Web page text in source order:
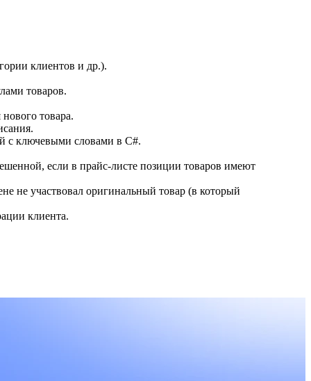
клиентов и др.).
товаров.
товара.
с ключевыми словами в C#.
если в прайс-листе позиции товаров имеют
не участвовал оригинальный товар (в который
клиента.